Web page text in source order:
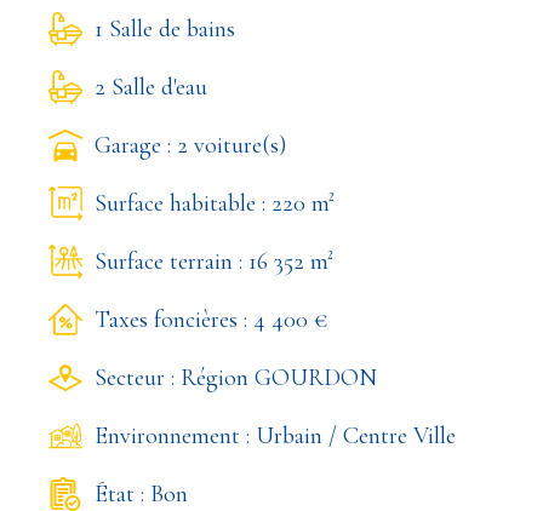
1 Salle de bains
2 Salle d'eau
Garage : 2 voiture(s)
Surface habitable : 220 m²
Surface terrain : 16 352 m²
Taxes foncières : 4 400 €
Secteur : Région GOURDON
Environnement : Urbain / Centre Ville
État : Bon